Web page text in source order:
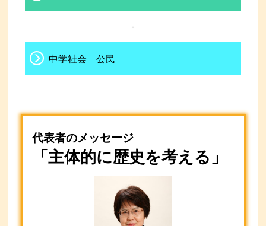
中学社会 公民
代表者のメッセージ
「主体的に歴史を考える」